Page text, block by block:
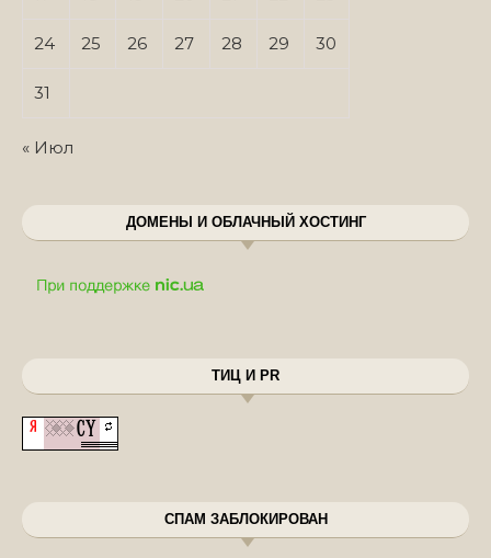
24 25 26 27 28 29 30
31
« Июл
ДОМЕНЫ И ОБЛАЧНЫЙ ХОСТИНГ
ТИЦ И PR
СПАМ ЗАБЛОКИРОВАН